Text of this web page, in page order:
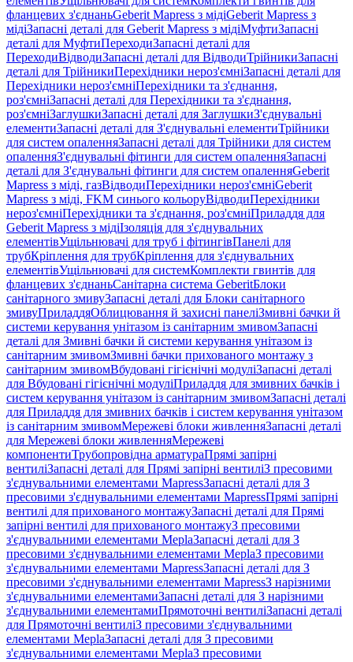
фланцевих з'єднаньGeberit Mapress з мідіGeberit Mapress з
мідіЗапасні деталі для Geberit Mapress з мідіМуфтиЗапасні
деталі для МуфтиПереходиЗапасні деталі для
ПереходиВідводиЗапасні деталі для ВідводиТрійникиЗапасні
деталі для ТрійникиПерехідники нероз'ємніЗапасні деталі для
Перехідники нероз'ємніПерехідники та з'єднання,
роз'ємніЗапасні деталі для Перехідники та з'єднання,
роз'ємніЗаглушкиЗапасні деталі для ЗаглушкиЗ'єднувальні
елементиЗапасні деталі для З'єднувальні елементиТрійники
для систем опаленняЗапасні деталі для Трійники для систем
опаленняЗ'єднувальні фітинги для систем опаленняЗапасні
деталі для З'єднувальні фітинги для систем опаленняGeberit
Mapress з міді, газВідводиПерехідники нероз'ємніGeberit
Mapress з міді, FKM синього кольоруВідводиПерехідники
нероз'ємніПерехідники та з'єднання, роз'ємніПриладдя для
Geberit Mapress з мідіІзоляція для з'єднувальних
елементівУщільнювачі для труб і фітингівПанелі для
трубКріплення для трубКріплення для з'єднувальних
елементівУщільнювачі для системКомплекти гвинтів для
фланцевих з'єднаньСанітарна система GeberitБлоки
санітарного змивуЗапасні деталі для Блоки санітарного
змивуПриладдяОблицювання й захисні панеліЗмивні бачки й
системи керування унітазом із санітарним змивомЗапасні
деталі для Змивні бачки й системи керування унітазом із
санітарним змивомЗмивні бачки прихованого монтажу з
санітарним змивомВбудовані гігієнічні модуліЗапасні деталі
для Вбудовані гігієнічні модуліПриладдя для змивних бачків і
систем керування унітазом із санітарним змивомЗапасні деталі
для Приладдя для змивних бачків і систем керування унітазом
із санітарним змивомМережеві блоки живленняЗапасні деталі
для Мережеві блоки живленняМережеві
компонентиТрубопровідна арматураПрямі запірні
вентиліЗапасні деталі для Прямі запірні вентиліЗ пресовими
з'єднувальними елементами MapressЗапасні деталі для З
пресовими з'єднувальними елементами MapressПрямі запірні
вентилі для прихованого монтажуЗапасні деталі для Прямі
запірні вентилі для прихованого монтажуЗ пресовими
з'єднувальними елементами MeplaЗапасні деталі для З
пресовими з'єднувальними елементами MeplaЗ пресовими
з'єднувальними елементами MapressЗапасні деталі для З
пресовими з'єднувальними елементами MapressЗ нарізними
з'єднувальними елементамиЗапасні деталі для З нарізними
з'єднувальними елементамиПрямоточні вентиліЗапасні деталі
для Прямоточні вентиліЗ пресовими з'єднувальними
елементами MeplaЗапасні деталі для З пресовими
з'єднувальними елементами MeplaЗ пресовими